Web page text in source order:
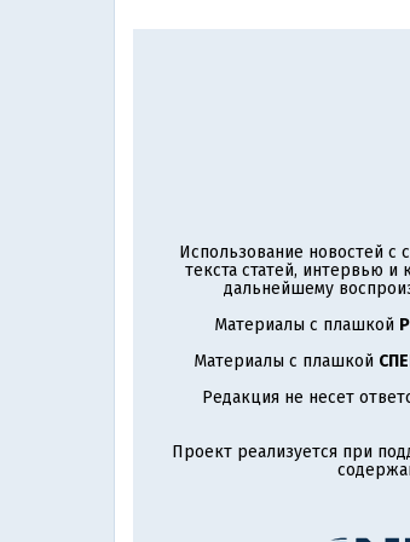
Использование новостей с
текста статей, интервью и
дальнейшему
Материалы с плашкой
Материалы с плашкой
Редакция не несет
Проект реализуется при